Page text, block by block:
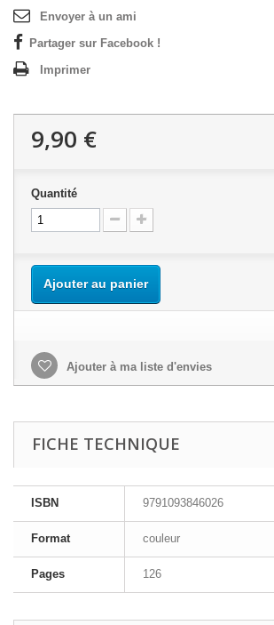
Envoyer à un ami
Partager sur Facebook !
Imprimer
9,90 €
Quantité
Ajouter au panier
Ajouter à ma liste d'envies
FICHE TECHNIQUE
ISBN 9791093846026
Format couleur
Pages 126